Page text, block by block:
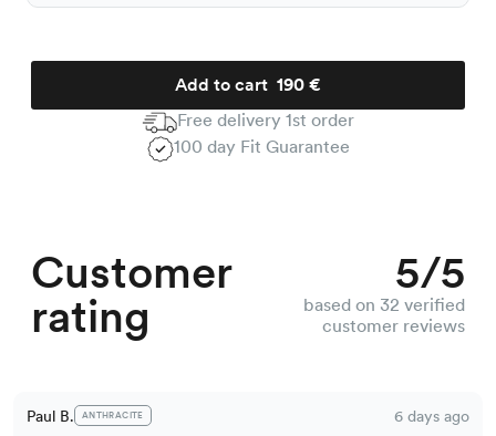
Add to cart
Free delivery 1st order
100 day Fit Guarantee
Customer
rating
5/5
based on 32 verified
customer reviews
Paul B. ANTHRACITE 6 days ago